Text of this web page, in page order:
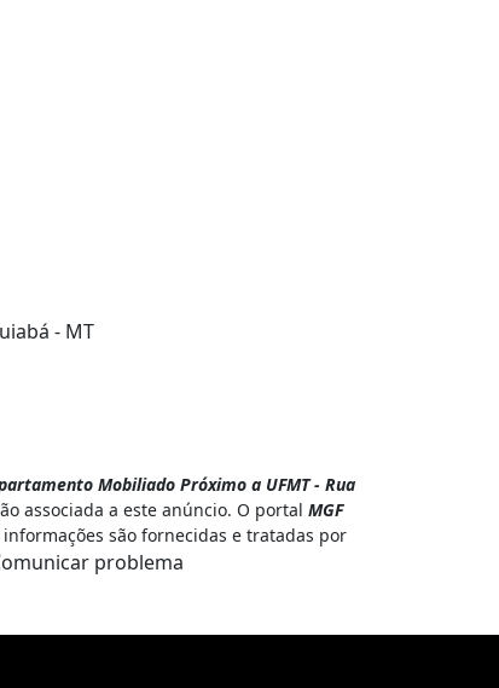
- MT
Mobiliado Próximo a UFMT - Rua
associada a este anúncio. O portal MGF
informações são fornecidas e tratadas por
problema